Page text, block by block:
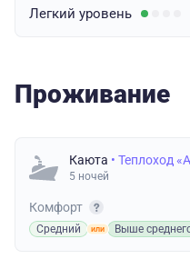
Легкий уровень
Проживание
Каюта • Теплоход
5 ночей
Комфорт
Средний Выше